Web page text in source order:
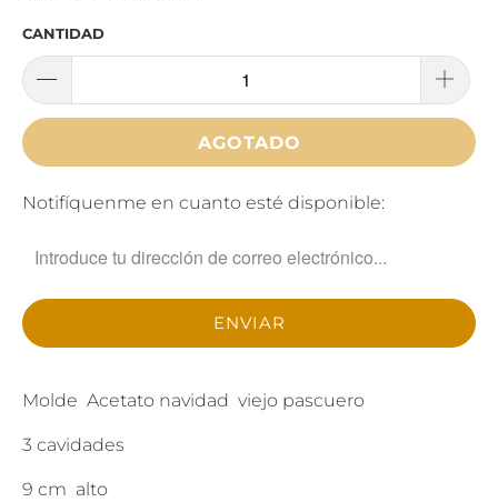
CANTIDAD
AGOTADO
TRANSLATION
ES.PRODUCTS.NOTIFY_FORM.DESCRIPTION:
Notifíquenme en cuanto esté disponible:
Molde Acetato navidad viejo pascuero
3 cavidades
9 cm alto